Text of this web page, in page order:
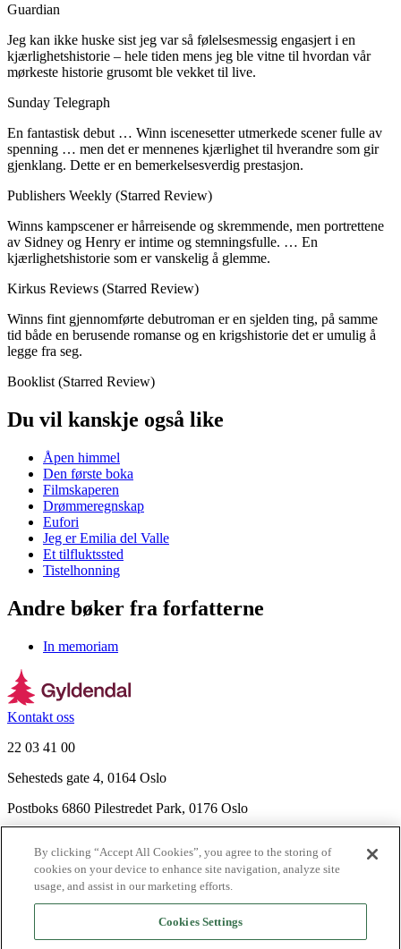
Guardian
Jeg kan ikke huske sist jeg var så følelsesmessig engasjert i en
kjærlighetshistorie – hele tiden mens jeg ble vitne til hvordan vår
mørkeste historie grusomt ble vekket til live.
Sunday Telegraph
En fantastisk debut … Winn iscenesetter utmerkede scener fulle av
spenning … men det er mennenes kjærlighet til hverandre som gir
gjenklang. Dette er en bemerkelsesverdig prestasjon.
Publishers Weekly (Starred Review)
Winns kampscener er hårreisende og skremmende, men portrettene
av Sidney og Henry er intime og stemningsfulle. … En
kjærlighetshistorie som er vanskelig å glemme.
Kirkus Reviews (Starred Review)
Winns fint gjennomførte debutroman er en sjelden ting, på samme
tid både en berusende romanse og en krigshistorie det er umulig å
legge fra seg.
Booklist (Starred Review)
Du vil kanskje også like
Åpen himmel
Den første boka
Filmskaperen
Drømmeregnskap
Eufori
Jeg er Emilia del Valle
Et tilfluktssted
Tistelhonning
Andre bøker fra forfatterne
In memoriam
Kontakt oss
22 03 41 00
Sehesteds gate 4, 0164 Oslo
Postboks 6860 Pilestredet Park, 0176 Oslo
Nyhetsbrev
Ledige stillinger
Send inn manus
By clicking “Accept All Cookies”, you agree to the storing of
cookies on your device to enhance site navigation, analyze site
usage, and assist in our marketing efforts.
Cookies Settings